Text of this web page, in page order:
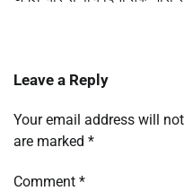
Leave a Reply
Your email address will
are marked *
Comment *